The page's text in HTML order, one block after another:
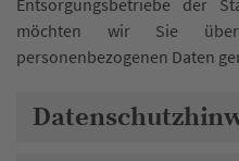
Entsorgungsbetriebe der
möchten wir Sie
personenbezogenen Daten